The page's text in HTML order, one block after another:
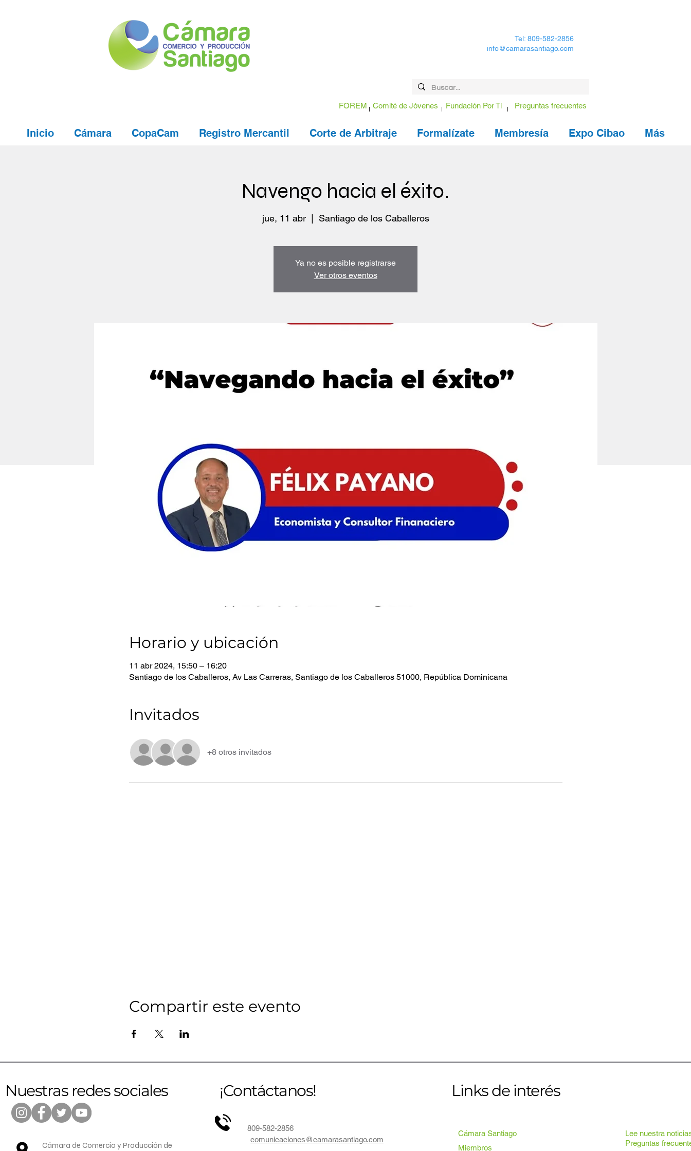
Tel: 809-582-2856
info@camarasantiago.com
FOREM Comité de Jóvenes Fundación Por Ti Preguntas frecuentes
Inicio Cámara CopaCam Registro Mercantil Corte de Arbitraje Formalízate Membresía Expo Cibao Más
Navengo hacia el éxito.
jue, 11 abr
  |
Santiago de los Caballeros
Ya no es posible registrarse
Ver otros eventos
Horario y ubicación
11 abr 2024, 15:50 – 16:20
Santiago de los Caballeros, Av Las Carreras, Santiago de los Caballeros 51000, República Dominicana
Invitados
+8 otros invitados
Compartir este evento
Nuestras redes sociales
Cámara de Comercio y Producción de
¡Contáctanos!
809-582-2856
comunicaciones@camarasantiago.com
Links de interés
Cámara Santiago
Miembros
Lee nuestra
Preguntas